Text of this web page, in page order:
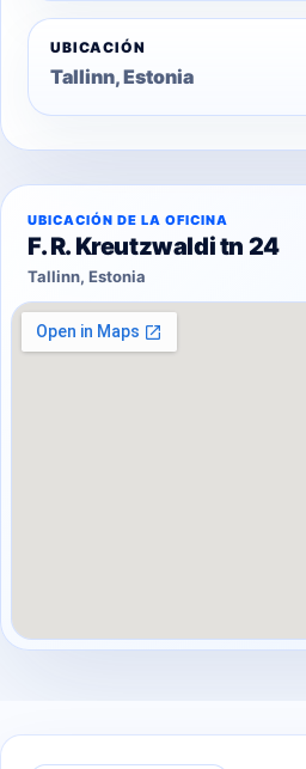
UBICACIÓN
Tallinn, Estonia
UBICACIÓN DE LA OFICINA
F. R. Kreutzwaldi tn 24
Tallinn, Estonia